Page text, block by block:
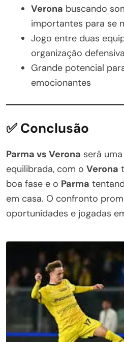
Verona buscando
importantes para se
Jogo entre duas
organização
Grande potencial
emocionantes
✅ Conclusão
Parma vs Verona será
equilibrada, com o Verona
boa fase e o Parma
em casa. O confronto
oportunidades e jogadas